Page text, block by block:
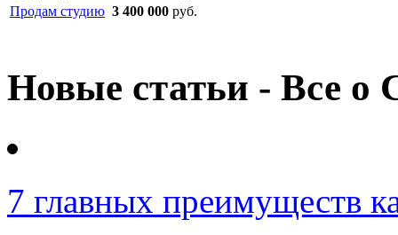
Продам студию 3 400 000 руб.
Новые статьи - Все о
7 главных преимуществ